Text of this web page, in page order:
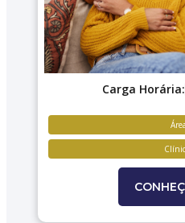
Carga Horária: